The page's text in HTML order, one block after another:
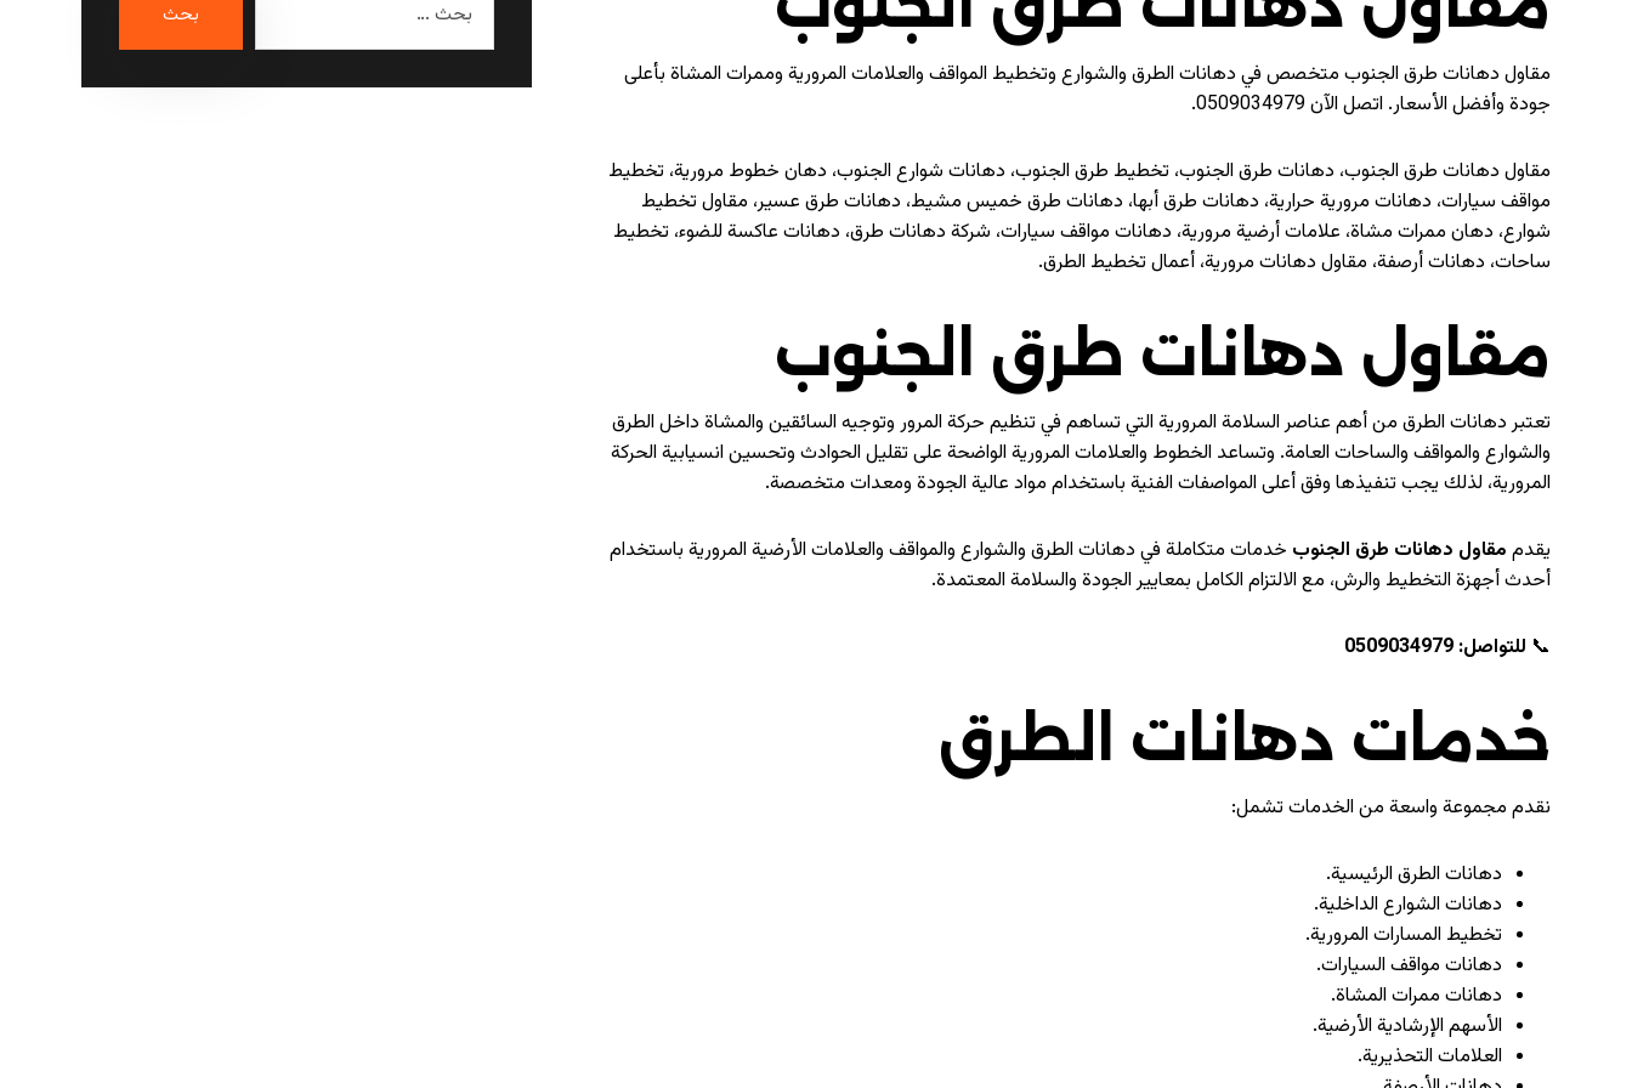
مقاول دهانات طرق الجنوب متخصص في دهانات الطرق والشوارع وتخطيط المواقف والعلامات المرورية وممرات المشاة بأعلى
جودة وأفضل الأسعار. اتصل الآن 0509034979.
مقاول دهانات طرق الجنوب، دهانات طرق الجنوب، تخطيط طرق الجنوب، دهانات شوارع الجنوب، دهان خطوط مرورية، تخطيط
مواقف سيارات، دهانات مرورية حرارية، دهانات طرق أبها، دهانات طرق خميس مشيط، دهانات طرق عسير، مقاول تخطيط
شوارع، دهان ممرات مشاة، علامات أرضية مرورية، دهانات مواقف سيارات، شركة دهانات طرق، دهانات عاكسة للضوء، تخطيط
ساحات، دهانات أرصفة، مقاول دهانات مرورية، أعمال تخطيط الطرق.
مقاول دهانات طرق الجنوب
تعتبر دهانات الطرق من أهم عناصر السلامة المرورية التي تساهم في تنظيم حركة المرور وتوجيه السائقين والمشاة داخل الطرق
والشوارع والمواقف والساحات العامة. وتساعد الخطوط والعلامات المرورية الواضحة على تقليل الحوادث وتحسين انسيابية الحركة
المرورية، لذلك يجب تنفيذها وفق أعلى المواصفات الفنية باستخدام مواد عالية الجودة ومعدات متخصصة.
يقدم مقاول دهانات طرق الجنوب خدمات متكاملة في دهانات الطرق والشوارع والمواقف والعلامات الأرضية المرورية باستخدام
أحدث أجهزة التخطيط والرش، مع الالتزام الكامل بمعايير الجودة والسلامة المعتمدة.
📞 للتواصل:0509034979
خدمات دهانات الطرق
نقدم مجموعة واسعة من الخدمات تشمل:
دهانات الطرق الرئيسية.
دهانات الشوارع الداخلية.
تخطيط المسارات المرورية.
دهانات مواقف السيارات.
دهانات ممرات المشاة.
الأسهم الإرشادية الأرضية.
العلامات التحذيرية.